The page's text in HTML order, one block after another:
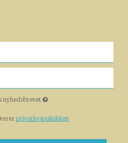
nyhedsbrevet
privatlivspolitikken